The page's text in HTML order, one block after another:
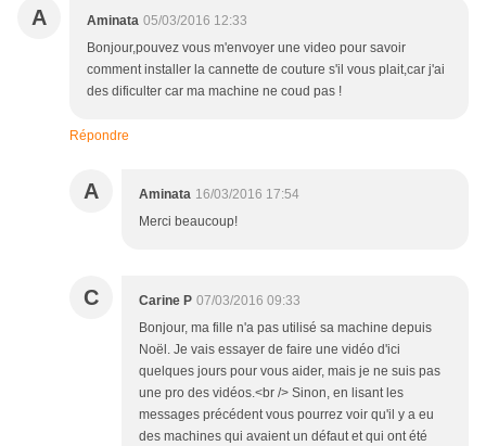
A Aminata 05/03/2016 12:33
Bonjour,pouvez vous m'envoyer une video pour savoir
comment installer la cannette de couture s'il vous plait,car j'ai
des dificulter car ma machine ne coud pas !
Répondre
A Aminata 16/03/2016 17:54
Merci beaucoup!
C Carine P 07/03/2016 09:33
Bonjour, ma fille n'a pas utilisé sa machine depuis
Noël. Je vais essayer de faire une vidéo d'ici
quelques jours pour vous aider, mais je ne suis pas
une pro des vidéos.<br /> Sinon, en lisant les
messages précédent vous pourrez voir qu'il y a eu
des machines qui avaient un défaut et qui ont été